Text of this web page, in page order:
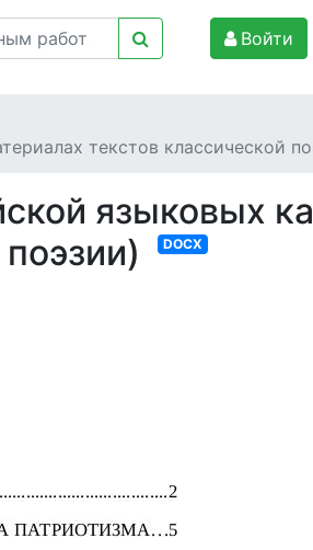
Войти
текстов классической
языковых
DOCX